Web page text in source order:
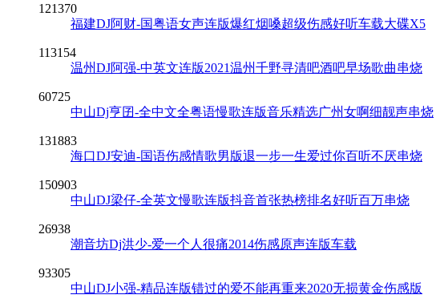
121370
福建DJ阿财-国粤语女声连版爆红烟嗓超级伤感好听车载大碟X5
113154
温州DJ阿强-中英文连版2021温州千野寻清吧酒吧早场歌曲串烧
60725
中山Dj亨囝-全中文全粤语慢歌连版音乐精选广州女啊细靓声串烧
131883
海口DJ安迪-国语伤感情歌男版退一步一生爱过你百听不厌串烧
150903
中山DJ梁仔-全英文慢歌连版抖音首张热榜排名好听百万串烧
26938
潮音坊Dj洪少-爱一个人很痛2014伤感原声连版车载
93305
中山DJ小强-精品连版错过的爱不能再重来2020无损黄金伤感版